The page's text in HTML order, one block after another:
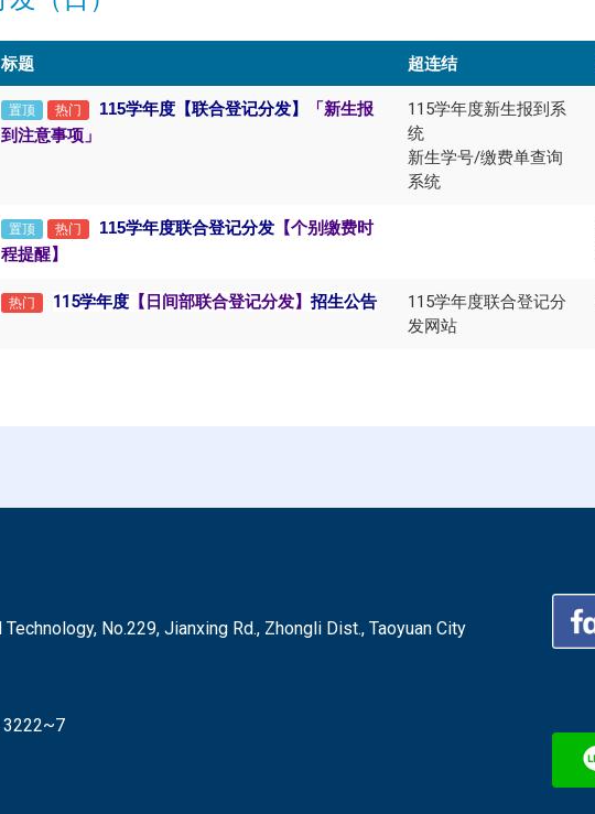
标题 超连结
置顶 热门 115学年度【联合登记分发】
「新生报
到注意事项」
115学年度新生报到系
统
新生学号/缴费单查询
系统
置顶 热门 115学年度联合登记分发 【个别缴费时
程提醒】
热门 115学年度【日间部联合登记分发】 招生公告
115学年度联合登记分
发网站
No.229, Jianxing Rd., Zhongli Dist., Taoyuan City
3222~7